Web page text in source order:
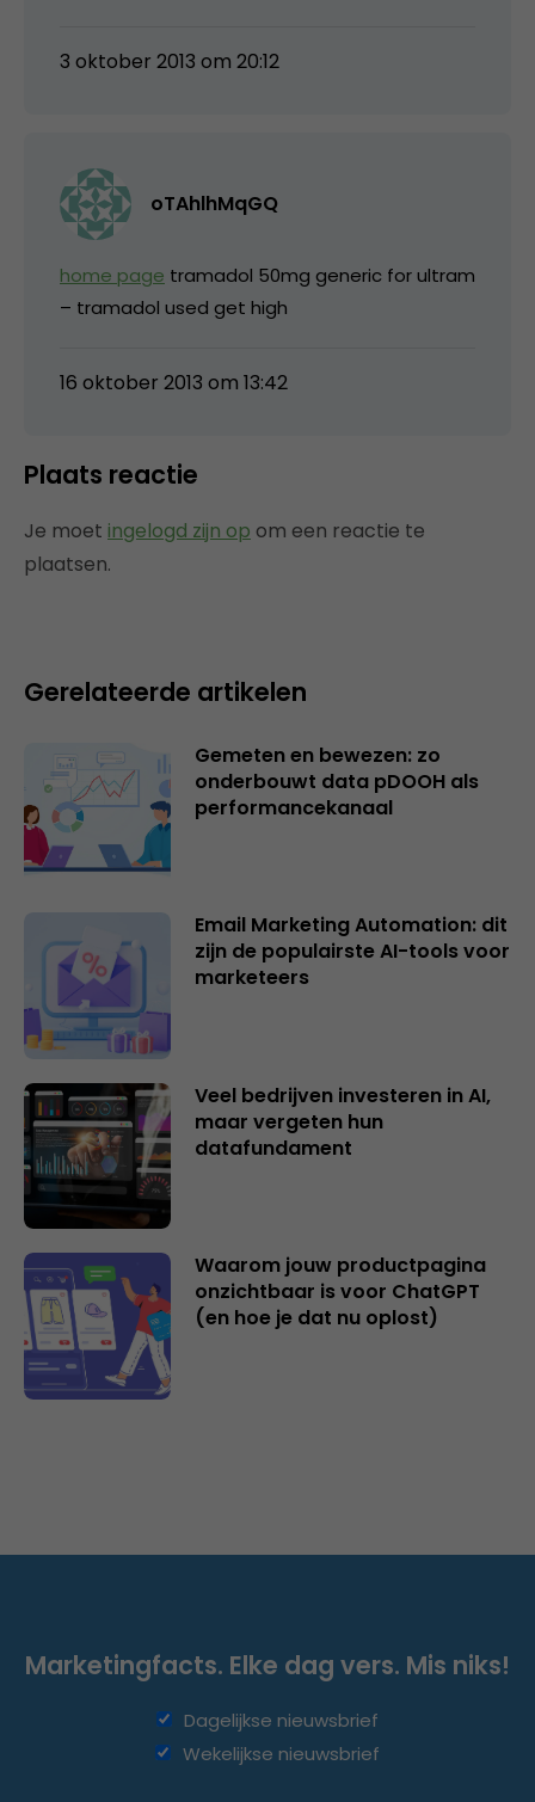
3 oktober 2013 om 20:12
oTAhlhMqGQ
home page tramadol 50mg generic for ultram
– tramadol used get high
16 oktober 2013 om 13:42
Plaats reactie
Je moet ingelogd zijn op om een reactie te
plaatsen.
Gerelateerde artikelen
Gemeten en bewezen: zo
onderbouwt data pDOOH als
performancekanaal
Email Marketing Automation: dit
zijn de populairste AI-tools voor
marketeers
Veel bedrijven investeren in AI,
maar vergeten hun
datafundament
Waarom jouw productpagina
onzichtbaar is voor ChatGPT
(en hoe je dat nu oplost)
Marketingfacts. Elke dag vers. Mis niks!
Dagelijkse nieuwsbrief
Wekelijkse nieuwsbrief